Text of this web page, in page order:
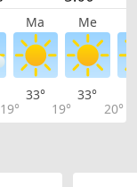
Ma Me
19°
33°
19°
33°
20°